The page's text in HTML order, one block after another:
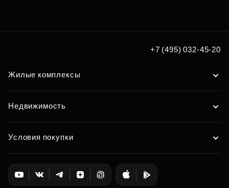
+7 (495) 032-45-20
Жилые комплексы
Недвижимость
Условия покупки